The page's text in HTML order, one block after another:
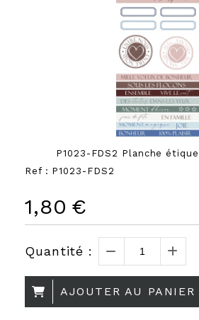
P1023-FDS2 Planche
Ref : P1023-FDS2
1,80 €
Quantité :
AJOUTER AU PANIER